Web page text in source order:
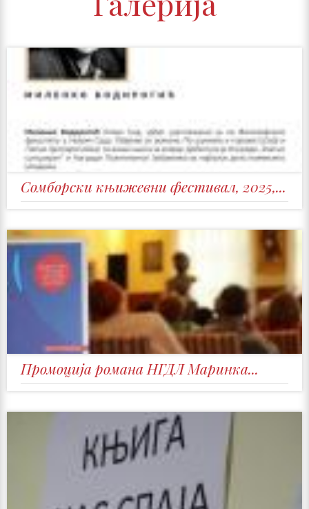
Сомборски књижевни фестивал, 2025,...
Промоција романа НГДЛ Маринка...